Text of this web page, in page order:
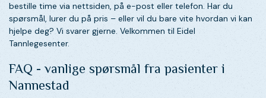
bestille time via nettsiden, på e-post eller telefon. Har du
spørsmål, lurer du på pris – eller vil du bare vite hvordan vi kan
hjelpe deg? Vi svarer gjerne. Velkommen til Eidel
Tannlegesenter.
FAQ - vanlige spørsmål fra pasienter i
Nannestad